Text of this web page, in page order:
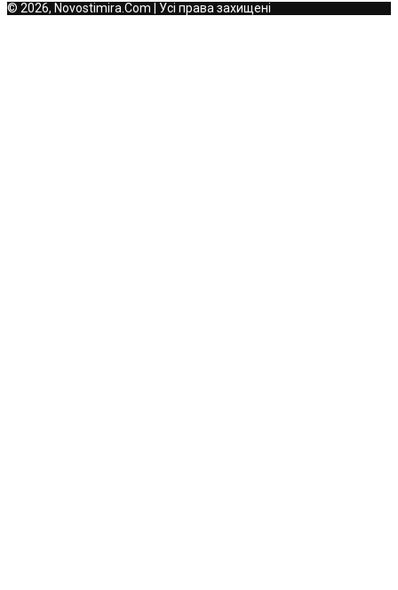
© 2026, Novostimira.Com | Усі права захищені